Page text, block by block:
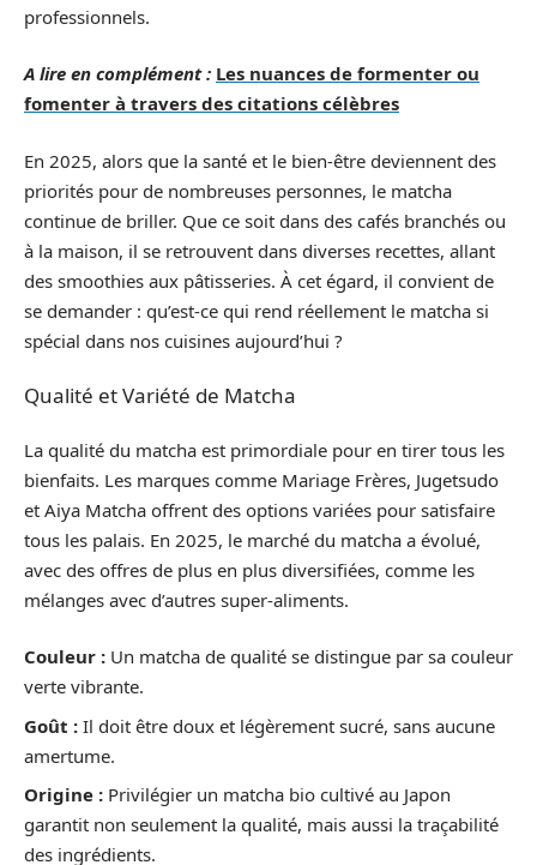
professionnels.
A lire en complément : Les nuances de formenter ou
fomenter à travers des citations célèbres
En 2025, alors que la santé et le bien-être deviennent des
priorités pour de nombreuses personnes, le matcha
continue de briller. Que ce soit dans des cafés branchés ou
à la maison, il se retrouvent dans diverses recettes, allant
des smoothies aux pâtisseries. À cet égard, il convient de
se demander : qu’est-ce qui rend réellement le matcha si
spécial dans nos cuisines aujourd’hui ?
Qualité et Variété de Matcha
La qualité du matcha est primordiale pour en tirer tous les
bienfaits. Les marques comme Mariage Frères, Jugetsudo
et Aiya Matcha offrent des options variées pour satisfaire
tous les palais. En 2025, le marché du matcha a évolué,
avec des offres de plus en plus diversifiées, comme les
mélanges avec d’autres super-aliments.
Couleur : Un matcha de qualité se distingue par sa couleur
verte vibrante.
Goût : Il doit être doux et légèrement sucré, sans aucune
amertume.
Origine : Privilégier un matcha bio cultivé au Japon
garantit non seulement la qualité, mais aussi la traçabilité
des ingrédients.